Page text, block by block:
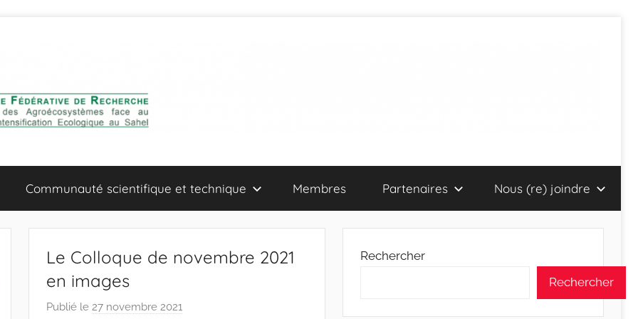
Communauté scientifique et technique Membres Partenaires Nous (re) joindre
Le Colloque de novembre 2021
en images
Publié le27 novembre 2021
Rechercher
Rechercher